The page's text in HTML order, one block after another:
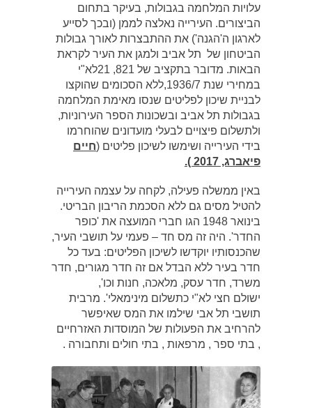
עלויות המלחמה בגבולות, בעיקר בתחום
הביצורים. העירייה נאלצה לממן (ובכך לסייע
לארגון ה'הגנה') את ההתבצרות לאורך גבולות
הביטחון של תל אביב ולמגן את העיר לקראת
הבאות. מדובר בתקציב של ‏821,‏ 21לא"י
במחירי שנת ‏7/‏1936,ללא הסכומים שהוקצו
לבניית שיכון לפליטים שנסו מאימת המלחמה
בגבולות תל אביב ובשכונות הספר העירוניות,
ולתשלום פיצויים לבעלי מועדונים שהוחרמו
בידי העירייה ושימשו לשיכון פליטים (חיים
פיאברג, 2017 ).
באין ממשלה פעילה, לקחה על עצמה העירייה
להטיל מסים גם ללא הסכמת הריבון הבריטי.
בינואר ‏1948 הגו חברי המועצה את 'כופר
החדר'. היה זה מס חד – פעמי על תושבי העיר,
שהכנסותיו יוקדשו לשיכון הפליטים: בעד כל
חדר בעיר ללא הבדל אם זה חדר מגורים, חדר
משרד, חדר עסק, מלאכה, חנות וכו',
ישולם חצי לא"י כתשלום מינימאלי'. מרבית
תושבי תל אבי שילמו את המס שאיפשר
להרחיב את הפעולות של המוסדות האזרחיים
, בתי ספר , מרפאות , בתי חולים ותחבורה .